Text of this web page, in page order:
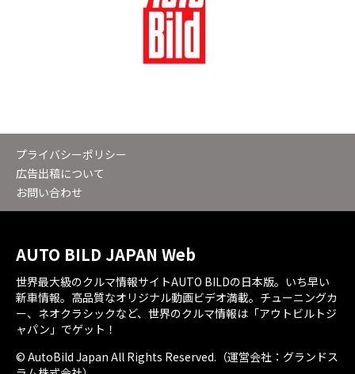
プライバシーポリシー
広告出稿について
お問い合わせ
AUTO BILD JAPAN Web
世界最大級のクルマ情報サイトAUTO BILDの日本版。いち早い
新車情報。高品質なオリジナル動画ビデオ満載。チューニングカ
ー、ネオクラシックなど、世界のクルマ情報は「アウトビルトジ
ャパン」でゲット！
© AutoBild Japan All Rights Reserved.（運営会社：グランドス